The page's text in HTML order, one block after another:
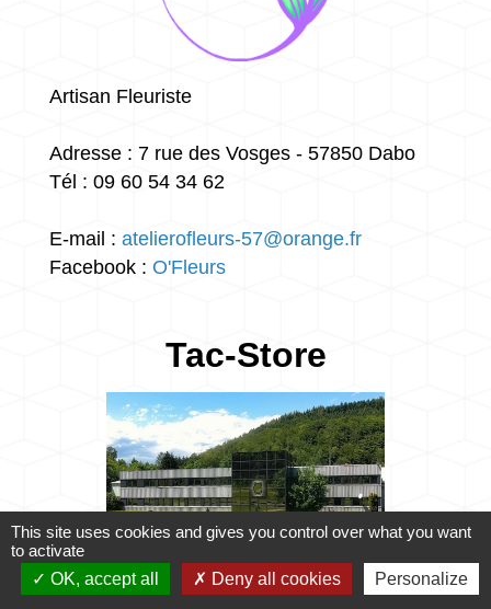
Artisan Fleuriste
Adresse : 7 rue des Vosges - 57850 Dabo
Tél : 09 60 54 34 62
E-mail : atelierofleurs-57@orange.fr
Facebook : O'Fleurs
Tac-Store
This site uses cookies and gives you control over what you want
to activate
OK, accept all
Deny all cookies Personalize